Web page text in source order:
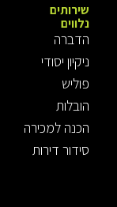
שירותים
נלווים
הדברה
ניקיון יסודי
פוליש
הובלות
הכנה למכירה
סידור דירות